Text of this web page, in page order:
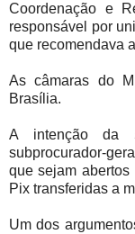
Coordenação e
responsável por
que recomendava
As câmaras do
Brasília.
A intenção da
subprocurador-
que sejam abertos
Pix transferidas a
Um dos